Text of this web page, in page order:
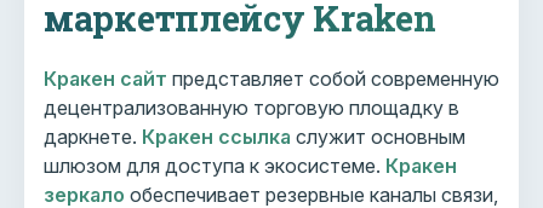
маркетплейсу Kraken
Кракен сайт представляет собой современную
децентрализованную торговую площадку в
даркнете. Кракен ссылка служит основным
шлюзом для доступа к экосистеме. Кракен
зеркало обеспечивает резервные каналы связи,